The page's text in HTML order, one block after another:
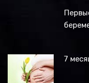
7